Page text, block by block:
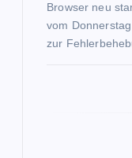
Browser neu
vom
zur